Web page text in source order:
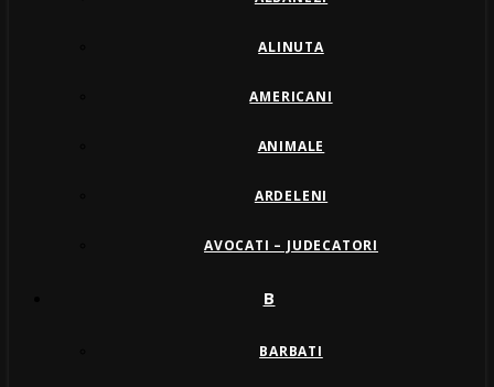
ALINUTA
AMERICANI
ANIMALE
ARDELENI
AVOCATI – JUDECATORI
B
BARBATI